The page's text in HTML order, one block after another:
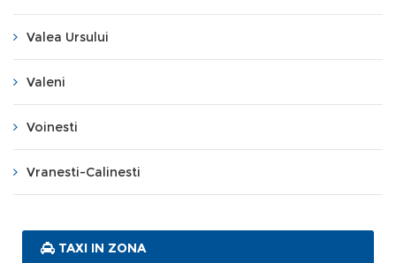
Valea Ursului
Valeni
Voinesti
Vranesti-Calinesti
TAXI IN ZONA